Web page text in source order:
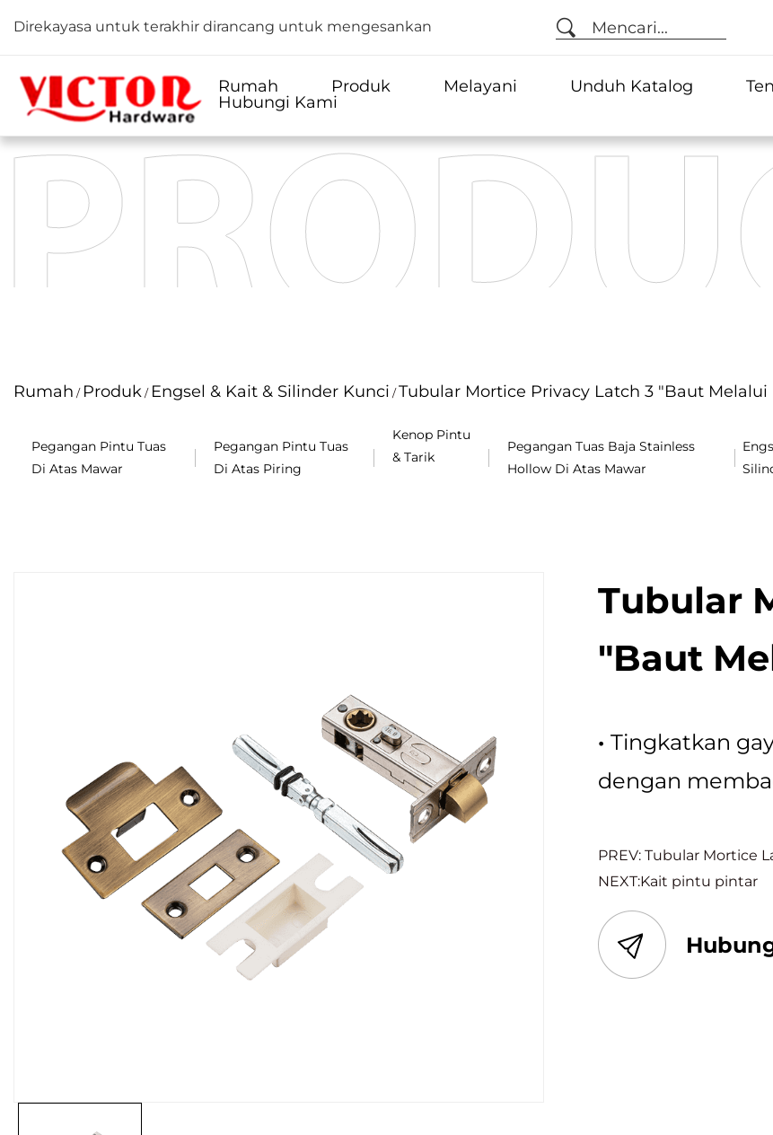
Direkayasa untuk terakhir dirancang untuk mengesankan Mencari...
Rumah Produk Melayani Unduh Katalog
Hubungi Kami
Rumah / Produk / Engsel & Kait & Silinder Kunci /Tubular Mortice Privacy Latch 3 "baut Melalui
Pegangan Pintu Tuas
Di Atas Mawar
Pegangan Pintu Tuas
Di Atas Piring
Kenop Pintu
& Tarik
Pegangan Tuas Baja Stainless
Hollow Di Atas Mawar
Tubular
"baut
·Tingkatkan
dengan
PREV: Tubular Mortice
NEXT:Kait pintu pintar